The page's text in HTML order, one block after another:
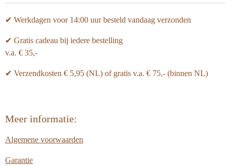
✔ Werkdagen voor 14:00 uur besteld vandaag verzonden
✔ Gratis cadeau bij iedere bestelling
v.a. € 35,-
✔ Verzendkosten € 5,95 (NL) of gratis v.a. € 75,- (binnen NL)
Meer informatie:
Algemene voorwaarden
Garantie